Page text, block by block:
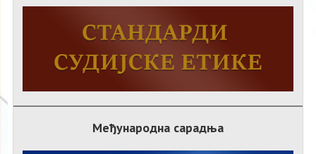
Међународна сарадња